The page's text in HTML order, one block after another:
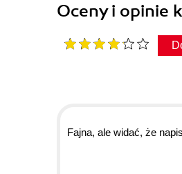
Oceny i opinie
Fajna, ale widać, że